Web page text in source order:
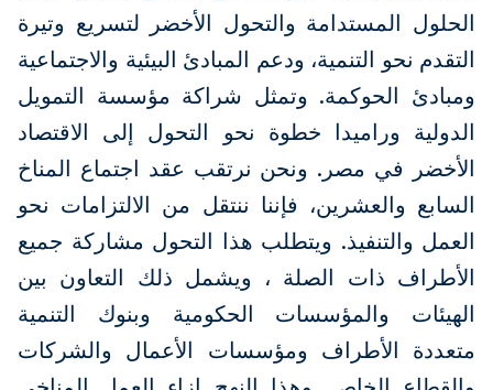
الحلول المستدامة والتحول الأخضر لتسريع وتيرة
التقدم نحو التنمية، ودعم المبادئ البيئية والاجتماعية
ومبادئ الحوكمة. وتمثل شراكة مؤسسة التمويل
الدولية وراميدا خطوة نحو التحول إلى الاقتصاد
الأخضر في مصر. ونحن نرتقب عقد اجتماع المناخ
السابع والعشرين، فإننا ننتقل من الالتزامات نحو
العمل والتنفيذ. ويتطلب هذا التحول مشاركة جميع
الأطراف ذات الصلة ، ويشمل ذلك التعاون بين
الهيئات والمؤسسات الحكومية وبنوك التنمية
متعددة الأطراف ومؤسسات الأعمال والشركات